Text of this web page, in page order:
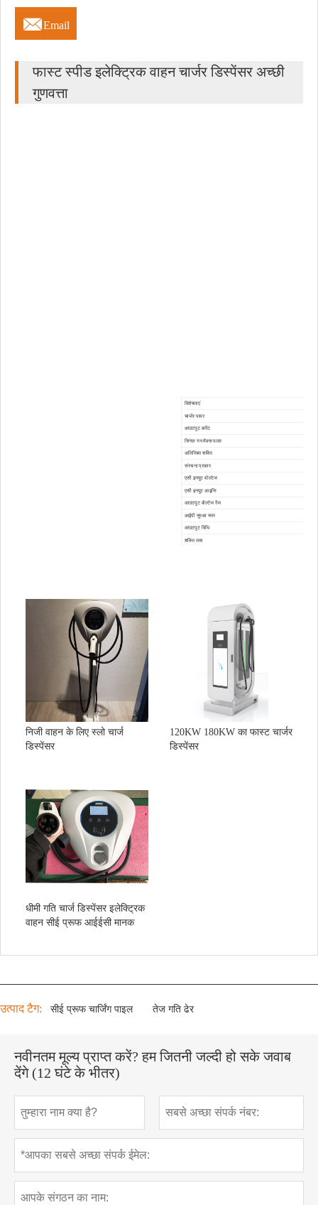
Email
फास्ट स्पीड इलेक्ट्रिक वाहन चार्जर डिस्पेंसर अच्छी
गुणवत्ता
विशेषताएं
चार्जर पावर
आउटपुट करेंट
सिंगल गन मैक्स पावर
अतिरिक्त शक्ति
संरचना प्रकार
एसी इनपुट वोल्टेज
एसी इनपुट आवृत्ति
आउटपुट वोल्टेज रेंज
आईपी ​​​​सुरक्षा स्तर
आउटपुट विधि
शक्ति तत्व
निरंतर वर्तमान असंतुलन
इंस्टॉलेशन तरीका
चार्जर आयाम
निजी वाहन के लिए स्लो चार्ज
डिस्पेंसर
120KW 180KW का फास्ट चार्जर
डिस्पेंसर
धीमी गति चार्ज डिस्पेंसर इलेक्ट्रिक
वाहन सीई प्रूफ आईईसी मानक
उत्पाद टैग: सीई प्रूफ चार्जिंग पाइल तेज गति ढेर
नवीनतम मूल्य प्राप्त करें? हम जितनी जल्दी हो सके जवाब
देंगे (12 घंटे के भीतर)